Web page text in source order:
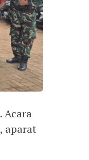
Acara
aparat